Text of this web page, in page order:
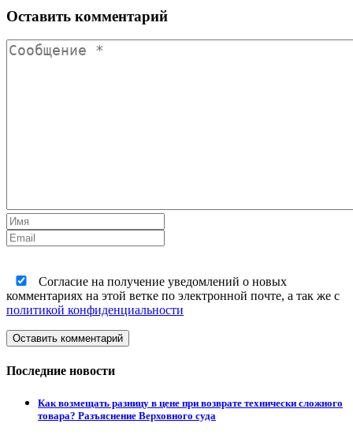
Оставить комментарий
Согласие на получение уведомлений о новых
комментариях на этой ветке по электронной почте, а так же с
политикой конфиденциальности
Оставить комментарий
Последние новости
Как возмещать разницу в цене при возврате технически сложного
товара? Разъяснение Верховного суда